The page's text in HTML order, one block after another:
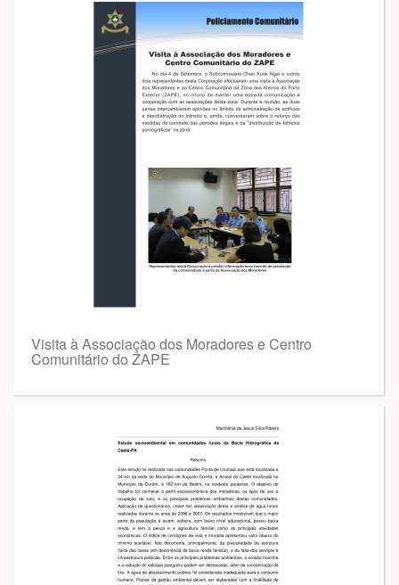
Visita à Associação dos Moradores e Centro
Comunitário do ZAPE